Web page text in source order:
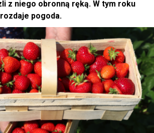
z niego obronną ręką. W tym roku
pogoda.